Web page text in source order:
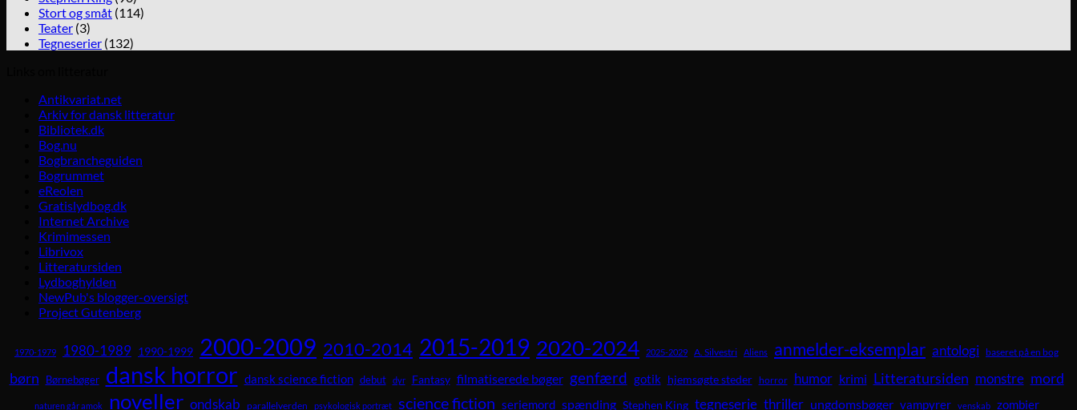
Stort og småt (114)
Teater (3)
Tegneserier (132)
Antikvariat.net
Arkiv for dansk litteratur
Bibliotek.dk
Bog.nu
Bogbrancheguiden
Bogrummet
eReolen
Gratislydbog.dk
Internet Archive
Krimimessen
Librivox
Litteratursiden
Lydboghylden
NewPub's blogger-oversigt
Project Gutenberg
1970-1979 1980-1989 1990-1999 2000-2009 2010-2014 2015-2019 2020-2024 2025-2029 A. Silvestri Aliens anmelder-eksemplar antologi baseret på en bog
børn Børnebøger dansk horror dansk science fiction debut dyr Fantasy filmatiserede bøger genfærd gotik hjemsøgte steder horror humor krimi Litteratursiden monstre mord
naturen går amok noveller ondskab parallelverden psykologisk portræt science fiction seriemord spænding Stephen King tegneserie thriller ungdomsbøger vampyrer venskab zombier